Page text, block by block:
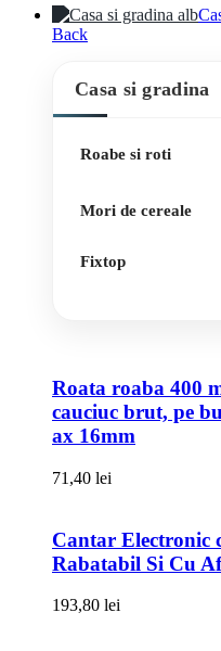
Back
Casa si gradina
Roabe si roti
Mori de cereale
Fixtop
Roata roaba 400
cauciuc brut, pe
ax 16mm
71,40 lei
Cantar Electronic
Rabatabil Si Cu
193,80 lei